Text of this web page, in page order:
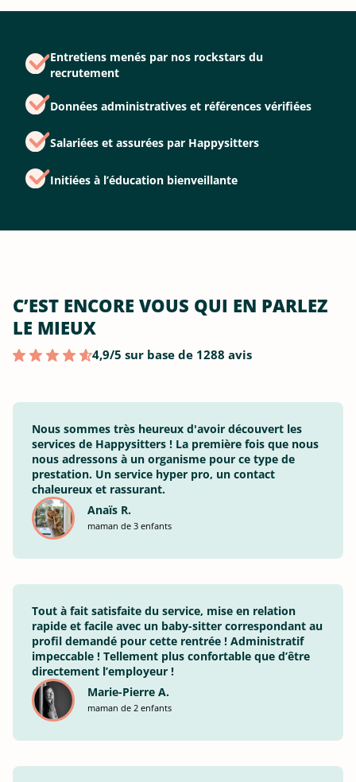
Entretiens menés par nos rockstars du
recrutement
Données administratives et références vérifiées
Salariées et assurées par Happysitters
Initiées à l’éducation bienveillante
C’EST ENCORE VOUS QUI EN PARLEZ
LE MIEUX
4,9/5 sur base de 1288 avis
Nous sommes très heureux d'avoir découvert les
services de Happysitters ! La première fois que nous
nous adressons à un organisme pour ce type de
prestation. Un service hyper pro, un contact
chaleureux et rassurant.
Anaïs R.
maman de 3 enfants
Tout à fait satisfaite du service, mise en relation
rapide et facile avec un baby-sitter correspondant au
profil demandé pour cette rentrée ! Administratif
impeccable ! Tellement plus confortable que d’être
directement l’employeur !
Marie-Pierre A.
maman de 2 enfants